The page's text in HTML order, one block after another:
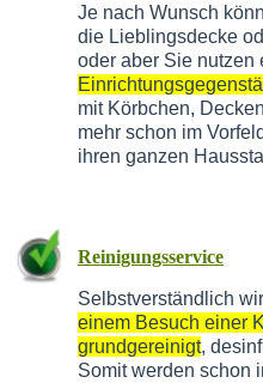
Je nach Wunsch
die Lieblingsdecke
oder aber Sie nutzen
mit Körbchen,
mehr schon im
ihren ganzen
Reinigungsservice
Selbstverständlich
einem Besuch einer
grundgereinigt,
Somit werden schon